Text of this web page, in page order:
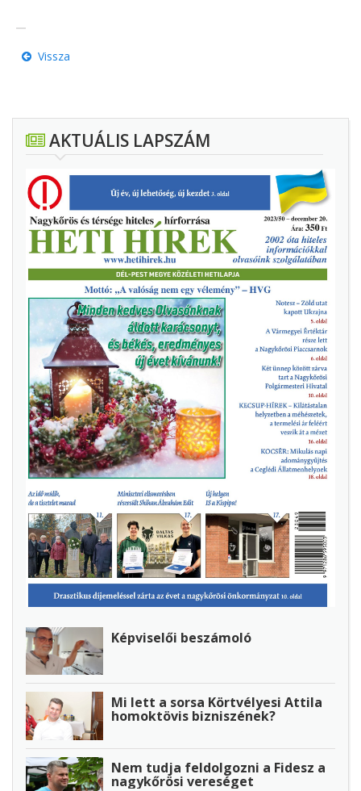
Vissza
AKTUÁLIS LAPSZÁM
Képviselői beszámoló
Mi lett a sorsa Körtvélyesi Attila
homoktövis bizniszének?
Nem tudja feldolgozni a Fidesz a
nagykőrösi vereséget